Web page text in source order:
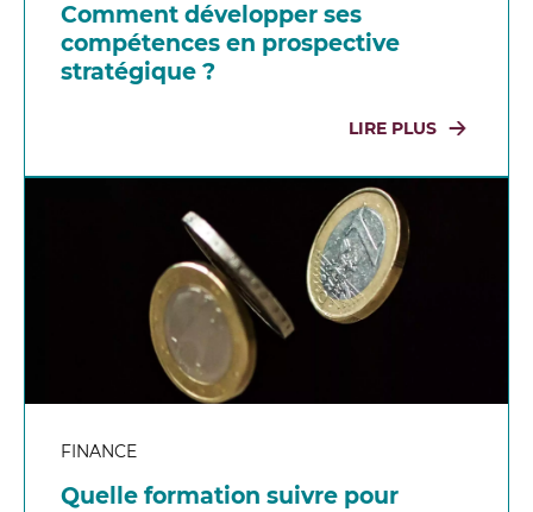
Comment développer ses
compétences en prospective
stratégique ?
LIRE PLUS
FINANCE
Quelle formation suivre pour